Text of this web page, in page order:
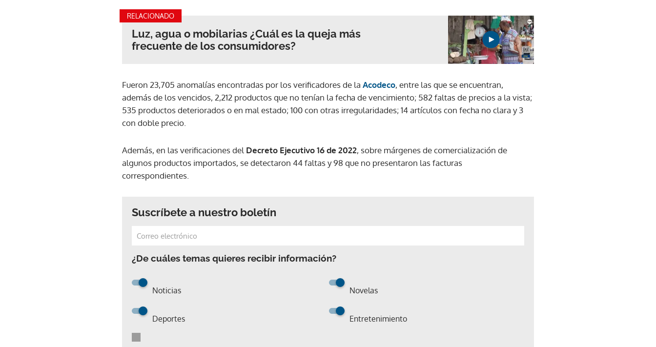
RELACIONADO
Luz, agua o mobilarias ¿Cuál es la queja más
frecuente de los consumidores?
Fueron 23,705 anomalías encontradas por los verificadores de la Acodeco, entre las que se encuentran,
además de los vencidos, 2,212 productos que no tenían la fecha de vencimiento; 582 faltas de precios a la vista;
535 productos deteriorados o en mal estado; 100 con otras irregularidades; 14 artículos con fecha no clara y 3
con doble precio.
Además, en las verificaciones del Decreto Ejecutivo 16 de 2022, sobre márgenes de comercialización de
algunos productos importados, se detectaron 44 faltas y 98 que no presentaron las facturas
correspondientes.
Suscríbete a nuestro boletín
¿De cuáles temas quieres recibir información?
Noticias Novelas
Deportes Entretenimiento